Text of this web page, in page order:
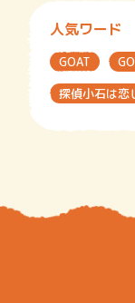
人気ワード
GOAT
探偵小石は恋